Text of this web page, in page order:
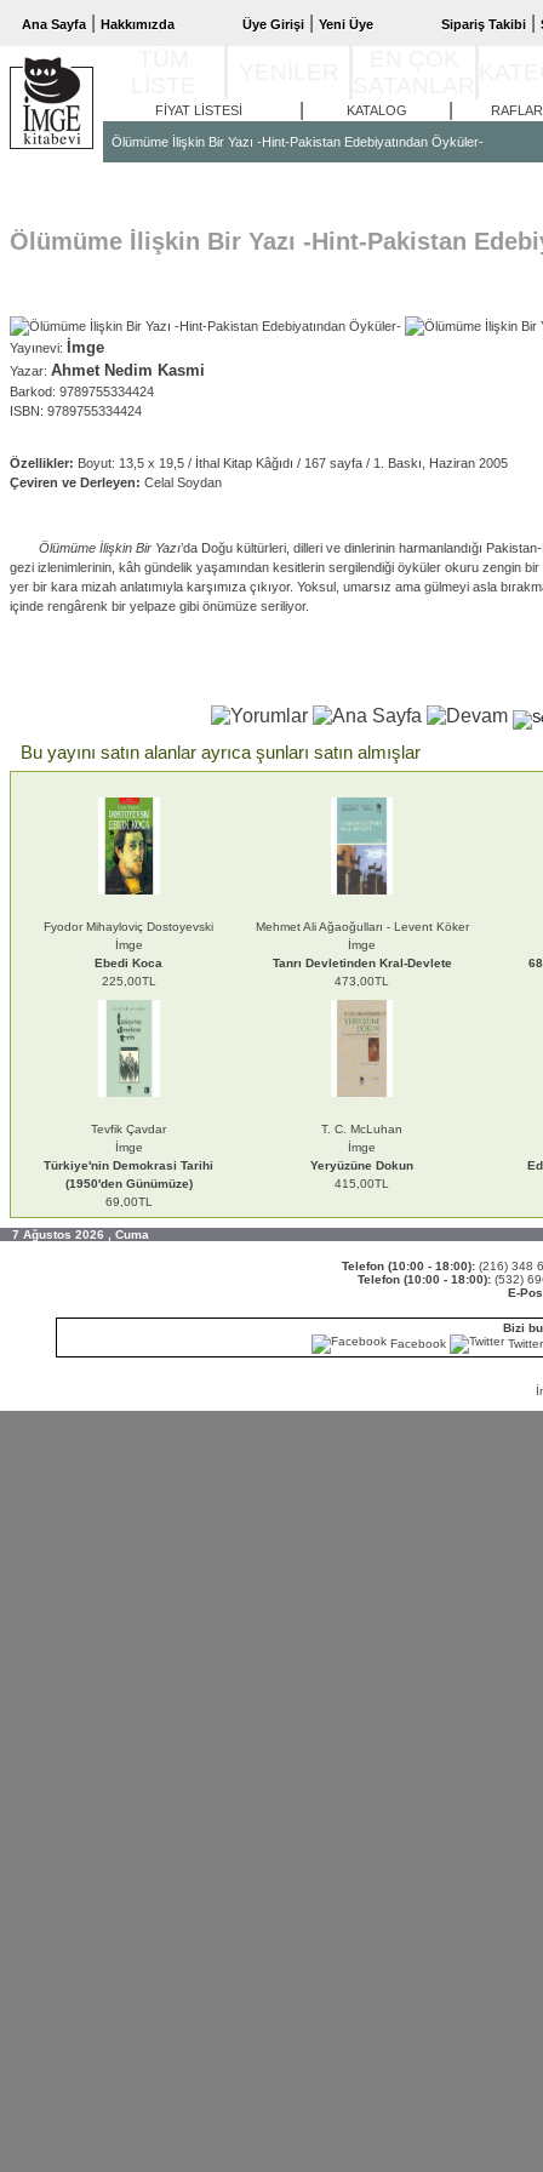
Ana Sayfa Hakkımızda Üye Girişi Yeni Üye Sipariş Takibi
FİYAT LİSTESİ KATALOG RAFLAR
Ölümüme İlişkin Bir Yazı -Hint-Pakistan Edebiyatından Öyküler-
Ölümüme İlişkin Bir Yazı -Hint-Pakistan
Yayınevi: İmge
Yazar: Ahmet Nedim Kasmi
Barkod: 9789755334424
ISBN: 9789755334424
Özellikler: Boyut: 13,5 x 19,5 / İthal Kitap Kâğıdı / 167 sayfa / 1. Baskı, Haziran 2005
Çeviren ve Derleyen: Celal Soydan
Ölümüme İlişkin Bir Yazı’da Doğu kültürleri, dilleri ve dinlerinin harmanlandığı
gezi izlenimlerinin, kâh gündelik yaşamından kesitlerin sergilendiği öyküler okuru zengin
yer bir kara mizah anlatımıyla karşımıza çıkıyor. Yoksul, umarsız ama gülmeyi asla
içinde rengârenk bir yelpaze gibi önümüze seriliyor.
Bu yayını satın alanlar ayrıca şunları satın almışlar
Fyodor Mihayloviç Dostoyevski
İmge
Ebedi Koca
225,00TL
Mehmet Ali Ağaoğulları - Levent Köker
İmge
Tanrı Devletinden Kral-Devlete
473,00TL
Tevfik Çavdar
İmge
Türkiye'nin Demokrasi Tarihi
(1950'den Günümüze)
69,00TL
T. C. McLuhan
İmge
Yeryüzüne Dokun
415,00TL
7 Ağustos 2026 , Cuma
Telefon (10:00 - 18:00):(216)
Telefon (10:00 - 18:00): (532)
E-
Bizi
Facebook